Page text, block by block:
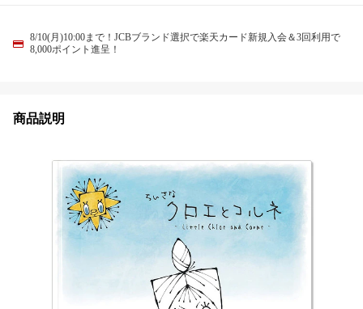
8/10(月)10:00まで！JCBブランド選択で楽天カード新規入会＆3回利用で
8,000ポイント進呈！
商品説明